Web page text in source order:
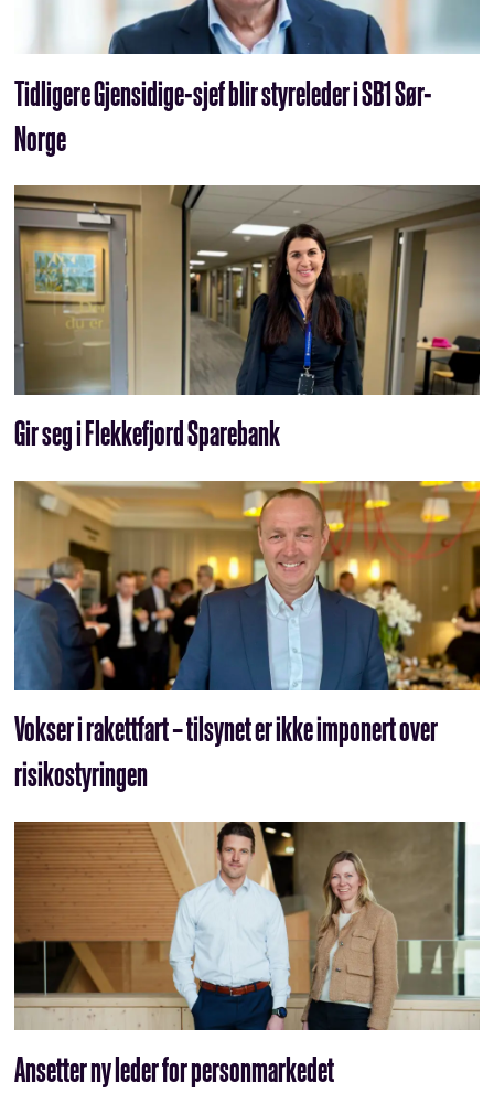
Tidligere Gjensidige-sjef blir styreleder i SB1 Sør-
Norge
Gir seg i Flekkefjord Sparebank
Vokser i rakettfart – tilsynet er ikke imponert over
risikostyringen
Ansetter ny leder for personmarkedet